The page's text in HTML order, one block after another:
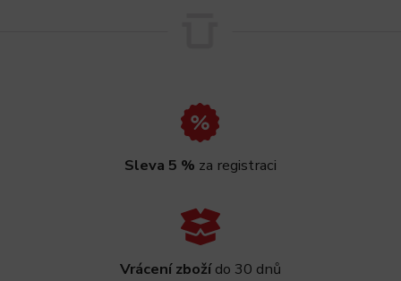
Sleva 5 % za registraci
Vrácení zbožído 30 dnů